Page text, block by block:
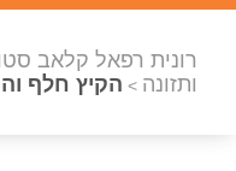
רונית רפאל קלאב
ותזונה > הקיץ חלף